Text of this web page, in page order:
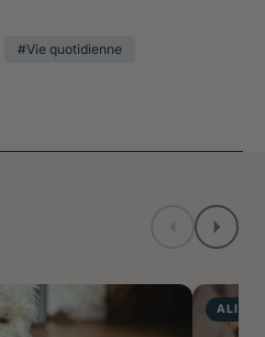
#Vie quotidienne